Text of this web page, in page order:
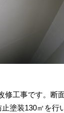
修工事です。断
塗装130㎡を行